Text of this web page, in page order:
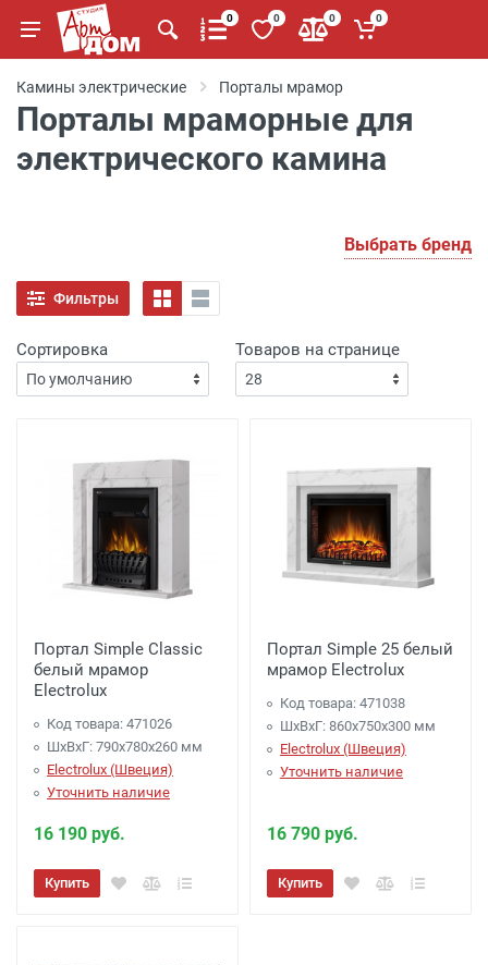
0 0 0 0
Камины электрические Порталы мрамор
Порталы мраморные для
электрического камина
Выбрать бренд
Фильтры
Сортировка Товаров на странице
Портал Simple Classic
белый мрамор
Electrolux
Код товара: 471026
ШхВхГ: 790х780х260 мм
Electrolux (Швеция)
Уточнить наличие
16 190 руб.
Купить
Портал Simple 25 белый
мрамор Electrolux
Код товара: 471038
ШхВхГ: 860х750х300 мм
Electrolux (Швеция)
Уточнить наличие
16 790 руб.
Купить